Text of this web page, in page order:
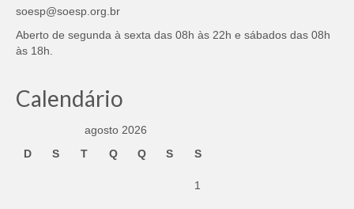
soesp@soesp.org.br
Aberto de segunda à sexta das 08h às 22h e sábados das 08h
às 18h.
Calendário
agosto 2026
D
S T Q Q S S
1